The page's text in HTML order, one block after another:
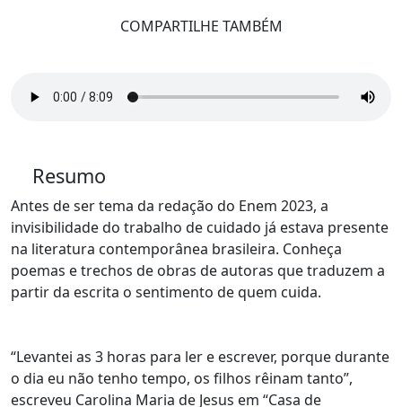
COMPARTILHE TAMBÉM
Resumo
Antes de ser tema da redação do Enem 2023, a
invisibilidade do trabalho de cuidado já estava presente
na literatura contemporânea brasileira. Conheça
poemas e trechos de obras de autoras que traduzem a
partir da escrita o sentimento de quem cuida.
“Levantei as 3 horas para ler e escrever, porque durante
o dia eu não tenho tempo, os filhos rêinam tanto”,
escreveu Carolina Maria de Jesus em “Casa de